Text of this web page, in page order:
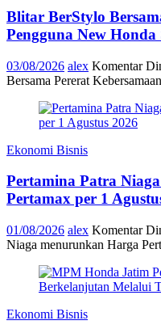
Blitar BerStylo
Pengguna New Honda
03/08/2026 alex Komentar
Bersama Pererat
Ekonomi Bisnis
Pertamina Patra
Pertamax per 1
01/08/2026 alex Komentar
Niaga menurunkan Harga
Ekonomi Bisnis